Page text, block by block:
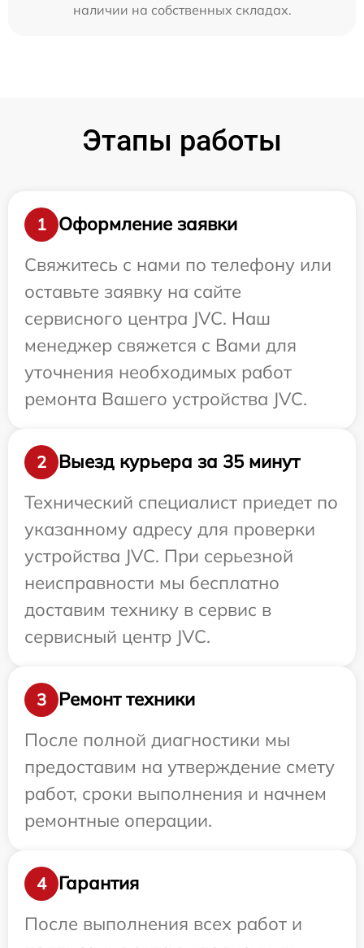
наличии на собственных складах.
Этапы работы
1
Оформление заявки
Свяжитесь с нами по телефону или
оставьте заявку на сайте
сервисного центра JVC. Наш
менеджер свяжется с Вами для
уточнения необходимых работ
ремонта Вашего устройства JVC.
2
Выезд курьера за 35 минут
Технический специалист приедет по
указанному адресу для проверки
устройства JVC. При серьезной
неисправности мы бесплатно
доставим технику в сервис в
сервисный центр JVC.
3
Ремонт техники
После полной диагностики мы
предоставим на утверждение смету
работ, сроки выполнения и начнем
ремонтные операции.
4
Гарантия
После выполнения всех работ и